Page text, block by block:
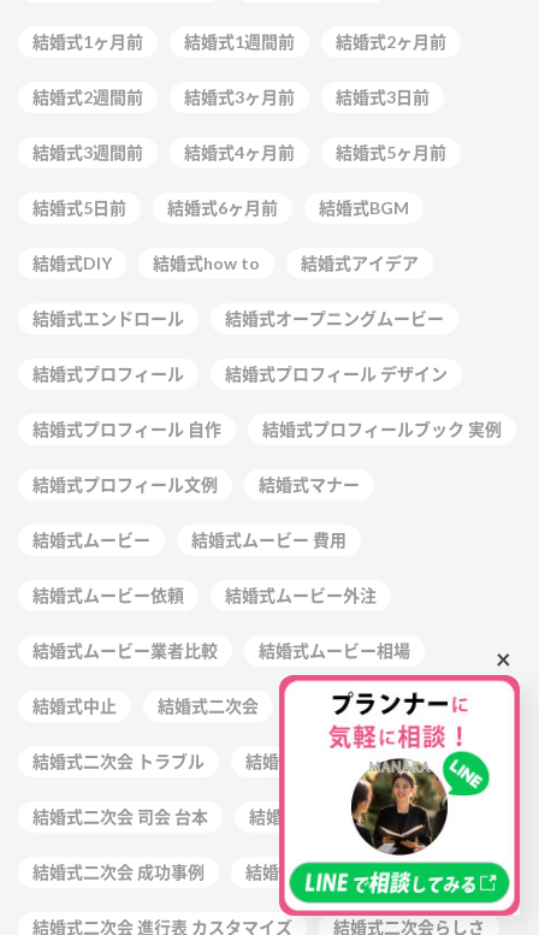
結婚式1ヶ月前 結婚式1週間前 結婚式2ヶ月前
結婚式2週間前 結婚式3ヶ月前 結婚式3日前
結婚式3週間前 結婚式4ヶ月前 結婚式5ヶ月前
結婚式5日前 結婚式6ヶ月前 結婚式BGM
結婚式DIY 結婚式how to 結婚式アイデア
結婚式エンドロール 結婚式オープニングムービー
結婚式プロフィール 結婚式プロフィール デザイン
結婚式プロフィール 自作 結婚式プロフィールブック 実例
結婚式プロフィール文例 結婚式マナー
結婚式ムービー 結婚式ムービー 費用
結婚式ムービー依頼 結婚式ムービー外注
結婚式ムービー業者比較 結婚式ムービー相場
結婚式中止 結婚式二次会 結婚式二次会 ゲーム 進行
結婚式二次会 トラブル 結婚式二次会 台本 作り方
結婚式二次会 司会 台本 結婚式二次会 幹事 注意点
結婚式二次会 成功事例 結婚式二次会 準備
結婚式二次会 進行表 カスタマイズ 結婚式二次会らしさ
×